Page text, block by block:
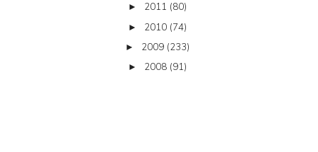
► 2011 (80)
► 2010 (74)
► 2009 (233)
► 2008 (91)